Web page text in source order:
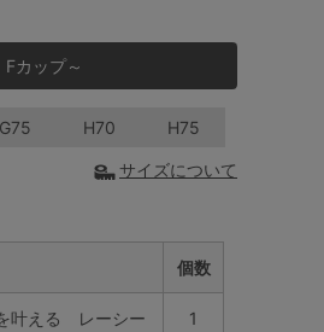
Fカップ～
G75 H70 H75
サイズについて
個数
叶える レーシー
1